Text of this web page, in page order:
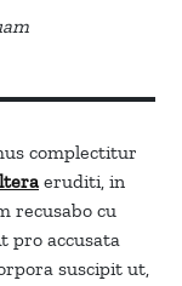
complectitur
eruditi, in
recusabo cu
pro accusata
suscipit ut,